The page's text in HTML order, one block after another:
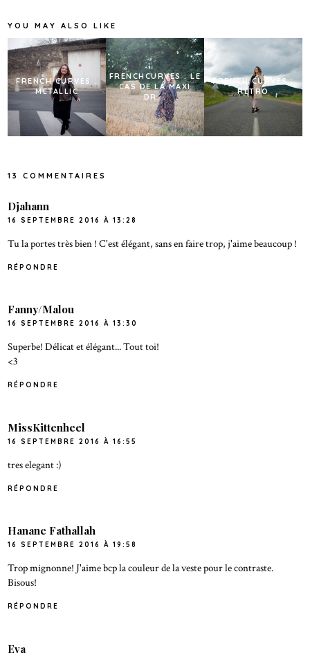
YOU MAY ALSO LIKE
FRENCH CURVES :
METALLIC
FRENCHCURVES : LE
CAS DE LA MAXI
DR...
FRENCH CURVES :
RETRO
13 COMMENTAIRES
Djahann
16 SEPTEMBRE 2016 À 13:28
Tu la portes très bien ! C'est élégant, sans en faire trop, j'aime beaucoup !
RÉPONDRE
Fanny/Malou
16 SEPTEMBRE 2016 À 13:30
Superbe! Délicat et élégant... Tout toi!
<3
RÉPONDRE
MissKittenheel
16 SEPTEMBRE 2016 À 16:55
tres elegant :)
RÉPONDRE
Hanane Fathallah
16 SEPTEMBRE 2016 À 19:58
Trop mignonne! J'aime bcp la couleur de la veste pour le contraste.
Bisous!
RÉPONDRE
Eva